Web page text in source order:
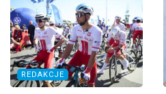
REDAKCJE